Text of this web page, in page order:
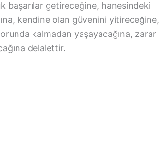
başarılar getireceğine, hanesindeki
kendine olan güvenini yitireceğine,
kalmadan yaşayacağına, zarar
delalettir.